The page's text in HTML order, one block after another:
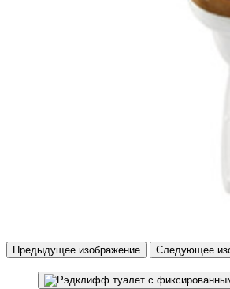
Предыдущее изображение Следующее